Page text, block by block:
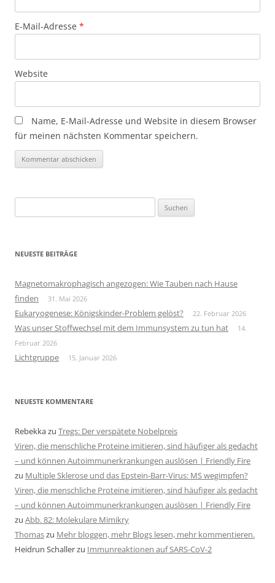
E-Mail-Adresse *
Website
Name, E-Mail-Adresse und Website in diesem Browser
für meinen nächsten Kommentar speichern.
nach:
NEUESTE BEITRÄGE
Magnetomakrophagisch angezogen: Wie Tauben nach Hause
finden
31. Mai 2026
Eukaryogenese: Königskinder-Problem gelöst? 22. Februar 2026
Was unser Stoffwechsel mit dem Immunsystem zu tun hat
14.
Februar 2026
Lichtgruppe 15. Januar 2026
NEUESTE KOMMENTARE
Rebekkazu Tregs: Der verspätete Nobelpreis
Viren, die menschliche Proteine imitieren, sind häufiger als gedacht
– und können Autoimmunerkrankungen auslösen | Friendly Fire
zu Multiple Sklerose und das Epstein-Barr-Virus: MS wegimpfen?
Viren, die menschliche Proteine imitieren, sind häufiger als gedacht
– und können Autoimmunerkrankungen auslösen | Friendly Fire
zu Abb. 82: Molekulare Mimikry
Thomaszu Mehr bloggen, mehr Blogs lesen, mehr kommentieren.
Heidrun Schallerzu Immunreaktionen auf SARS-CoV-2